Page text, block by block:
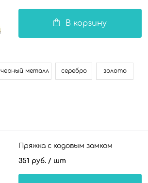
В корзину
черный металл серебро золото
Пряжка с кодовым замком
351 руб. / шт